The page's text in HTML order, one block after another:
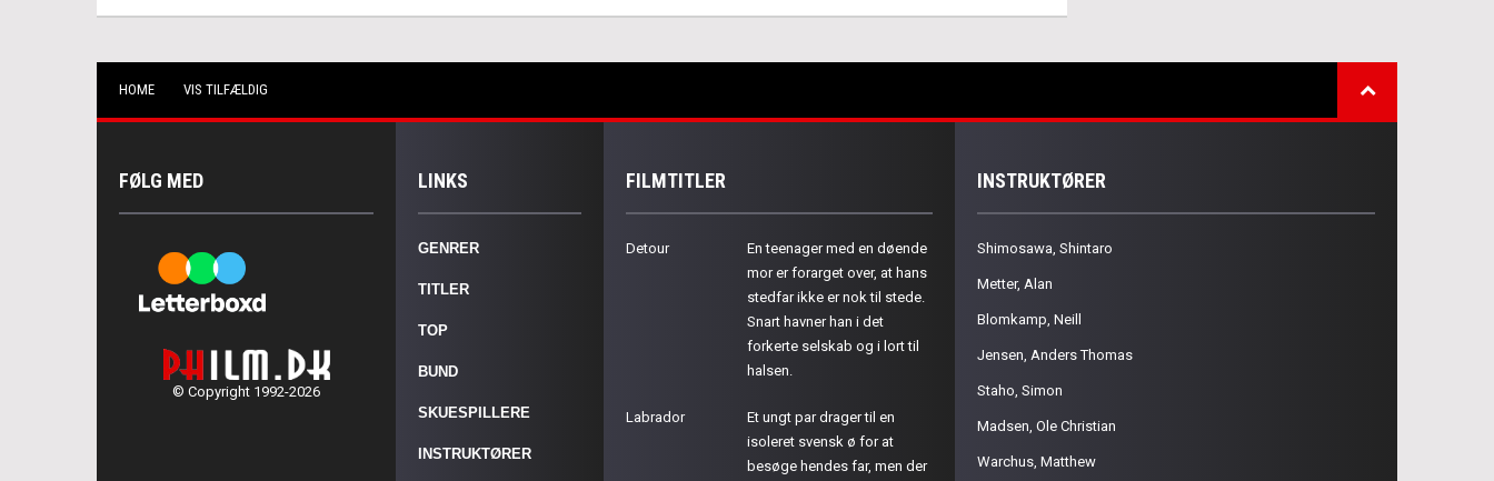
HOME VIS TILFÆLDIG
FØLG MED
© Copyright 1992-2026
LINKS
GENRER
TITLER
TOP
BUND
SKUESPILLERE
INSTRUKTØRER
FILMTITLER
Detour
En teenager med en døende
mor er forarget over, at hans
stedfar ikke er nok til stede.
Snart havner han i det
forkerte selskab og i lort til
halsen.
Labrador
Et ungt par drager til en
isoleret svensk ø for at
besøge hendes far, men der
INSTRUKTØRER
Shimosawa, Shintaro
Metter, Alan
Blomkamp, Neill
Jensen, Anders Thomas
Staho, Simon
Madsen, Ole Christian
Warchus, Matthew